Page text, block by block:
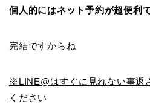
個人的にはネット予約が超便利
完結ですからね
※LINE@はすぐに見れない事返
ください